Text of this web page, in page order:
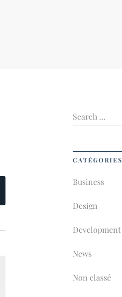
Search …
CATÉGORIES
Business
Design
Development
News
Non classé